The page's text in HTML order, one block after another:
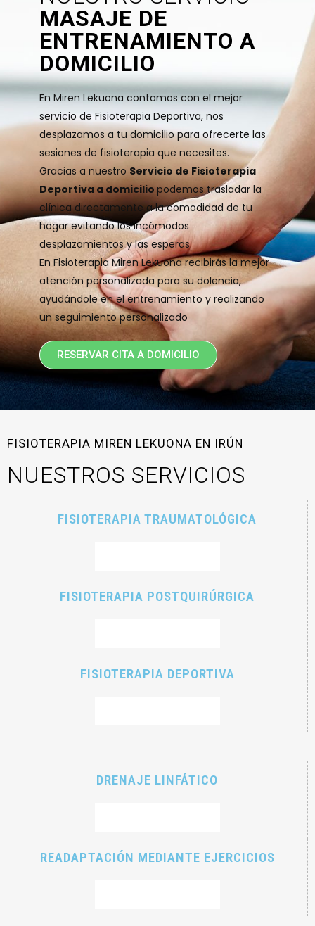
MASAJE DE
ENTRENAMIENTO A
DOMICILIO
En Miren Lekuona contamos con el mejor
servicio de Fisioterapia Deportiva, nos
desplazamos a tu domicilio para ofrecerte las
sesiones de fisioterapia que necesites.
Gracias a nuestro Servicio de Fisioterapia
Deportiva a domiciliopodemos trasladar la
clínica directamente a la comodidad de tu
hogar evitando los incómodos
desplazamientos y las esperas.
En Fisioterapia Miren Lekuona recibirás la mejor
atención personalizada para su dolencia,
ayudándole en el entrenamiento y realizando
un seguimiento personalizado
RESERVAR CITA A DOMICILIO
FISIOTERAPIA MIREN LEKUONA EN IRÚN
NUESTROS SERVICIOS
FISIOTERAPIA TRAUMATOLÓGICA
FISIOTERAPIA POSTQUIRÚRGICA
FISIOTERAPIA DEPORTIVA
DRENAJE LINFÁTICO
READAPTACIÓN MEDIANTE EJERCICIOS